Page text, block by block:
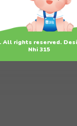
All rights reserved.
Nhi 315